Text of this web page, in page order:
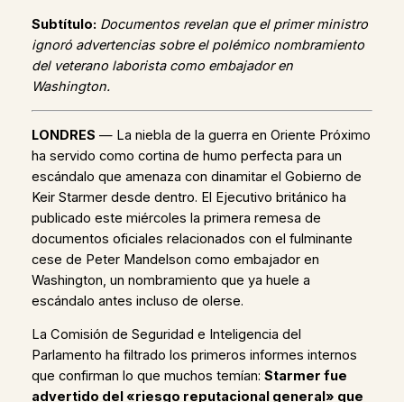
Subtítulo: Documentos revelan que el primer ministro
ignoró advertencias sobre el polémico nombramiento
del veterano laborista como embajador en
Washington.
LONDRES — La niebla de la guerra en Oriente Próximo
ha servido como cortina de humo perfecta para un
escándalo que amenaza con dinamitar el Gobierno de
Keir Starmer desde dentro. El Ejecutivo británico ha
publicado este miércoles la primera remesa de
documentos oficiales relacionados con el fulminante
cese de Peter Mandelson como embajador en
Washington, un nombramiento que ya huele a
escándalo antes incluso de olerse.
La Comisión de Seguridad e Inteligencia del
Parlamento ha filtrado los primeros informes internos
que confirman lo que muchos temían: Starmer fue
advertido del «riesgo reputacional general» que